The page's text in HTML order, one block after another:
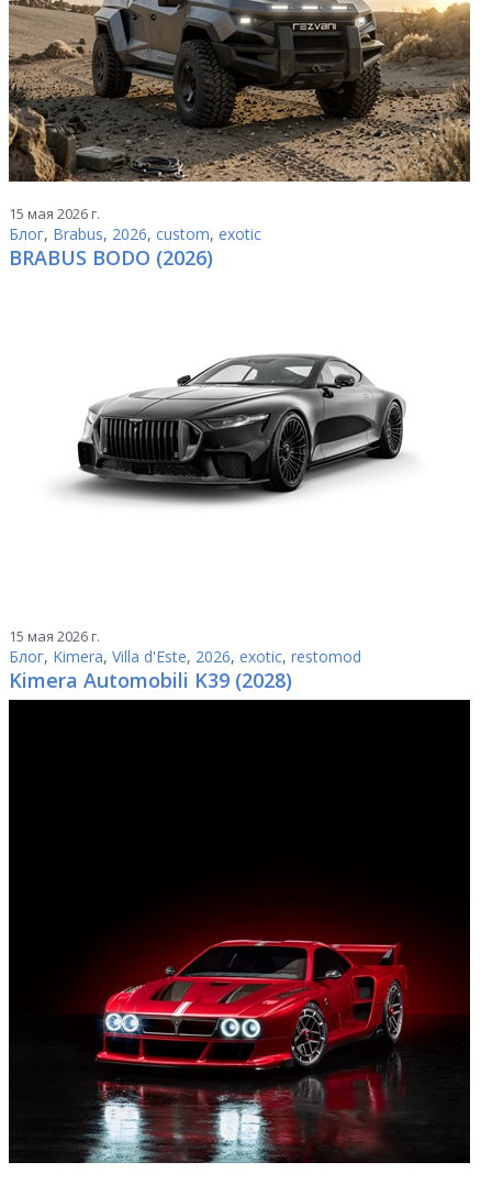
15 мая 2026 г.
Блог, Brabus, 2026, custom, exotic
BRABUS BODO (2026)
15 мая 2026 г.
Блог, Kimera, Villa d'Este, 2026, exotic, restomod
Kimera Automobili K39 (2028)